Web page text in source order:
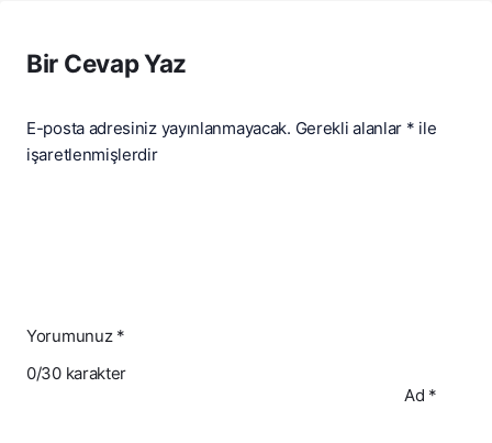
Bir Cevap Yaz
E-posta adresiniz yayınlanmayacak. Gerekli alanlar * ile
işaretlenmişlerdir
Yorumunuz*
0/30 karakter
Ad *